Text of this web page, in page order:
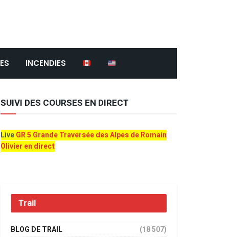
INCENDIES
SUIVI DES COURSES EN DIRECT
LiveGR 5 Grande Traversée des Alpes de Romain
Olivier en direct
Trail
BLOG DE TRAIL (18 507)